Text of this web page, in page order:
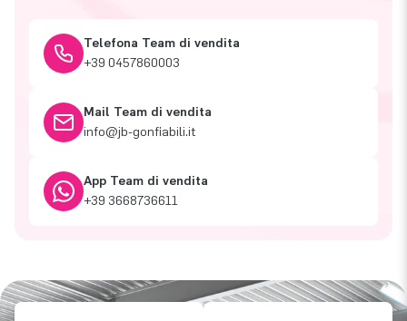
Telefona Team di vendita
+39 0457860003
Mail Team di vendita
info@jb-gonfiabili.it
App Team di vendita
+39 3668736611